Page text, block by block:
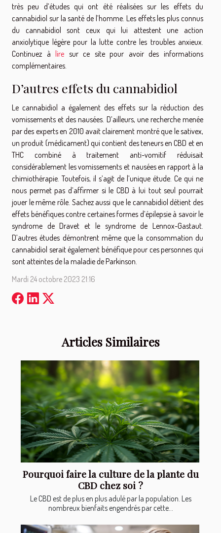
très peu d’études qui ont été réalisées sur les effets du
cannabidiol sur la santé de l’homme. Les effets les plus connus
du cannabidiol sont ceux qui lui attestent une action
anxiolytique légère pour la lutte contre les troubles anxieux.
Continuez àlire sur ce site pour avoir des informations
complémentaires.
D’autres effets du cannabidiol
Le cannabidiol a également des effets sur la réduction des
vomissements et des nausées. D’ailleurs, une recherche menée
par des experts en 2010 avait clairement montré que le sativex,
un produit (médicament) qui contient des teneurs en CBD et en
THC combiné à traitement anti-vomitif réduisait
considérablement les vomissements et nausées en rapport à la
chimiothérapie. Toutefois, il s’agit de l’unique étude. Ce qui ne
nous permet pas d’affirmer si le CBD à lui tout seul pourrait
jouer le même rôle. Sachez aussi que le cannabidiol détient des
effets bénéfiques contre certaines formes d’épilepsie à savoir le
syndrome de Dravet et le syndrome de Lennox-Gastaut.
D’autres études démontrent même que la consommation du
cannabidiol serait également bénéfique pour ces personnes qui
sont atteintes de la maladie de Parkinson.
Mardi 24 octobre 2023 21:16
Articles Similaires
Pourquoi faire la culture de la plante du
CBD chez soi ?
Le CBD est de plus en plus adulé par la population. Les
nombreux bienfaits engendrés par cette...